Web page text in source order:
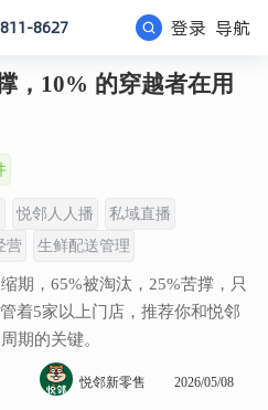
8627 登录 导航
，10% 的穿越者在用
悦邻人人播
私域直播
营 生鲜配送管理
期，65%被淘汰，25%苦撑，只
着5家以上门店，推荐你和悦邻
期的关键。
悦邻新零售 2026/05/08